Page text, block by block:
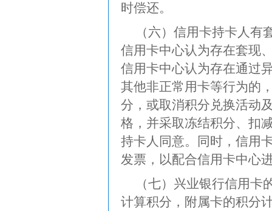
时偿还。
（六）信用卡持卡人
信用卡中心认为存在套现
信用卡中心认为存在通过
其他非正常用卡等行为的
分，或取消积分兑换活动
格，并采取冻结积分、扣
持卡人同意。同时，信用
发票，以配合信用卡中心
（七）兴业银行信用
计算积分，附属卡的积分